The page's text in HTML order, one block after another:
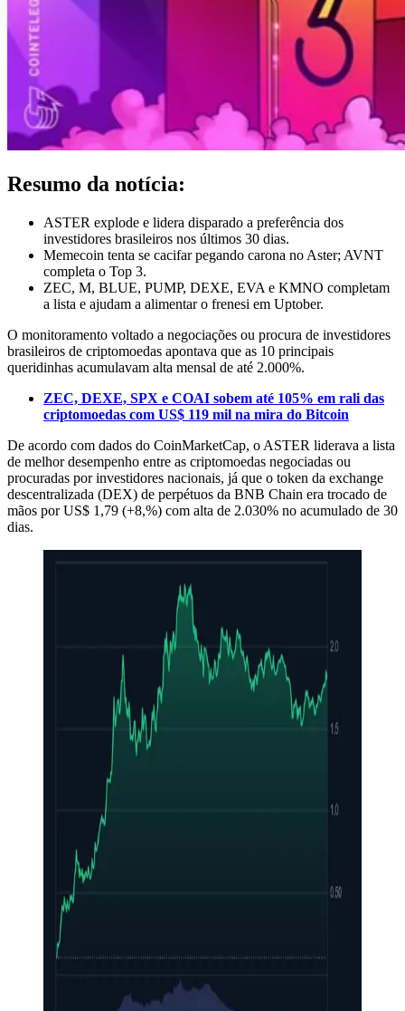
Resumo da notícia:
ASTER explode e lidera disparado a preferência dos
investidores brasileiros nos últimos 30 dias.
Memecoin tenta se cacifar pegando carona no Aster; AVNT
completa o Top 3.
ZEC, M, BLUE, PUMP, DEXE, EVA e KMNO completam
a lista e ajudam a alimentar o frenesi em Uptober.
O monitoramento voltado a negociações ou procura de investidores
brasileiros de criptomoedas apontava que as 10 principais
queridinhas acumulavam alta mensal de até 2.000%.
ZEC, DEXE, SPX e COAI sobem até 105% em rali das
criptomoedas com US$ 119 mil na mira do Bitcoin
De acordo com dados do CoinMarketCap, o ASTER liderava a lista
de melhor desempenho entre as criptomoedas negociadas ou
procuradas por investidores nacionais, já que o token da exchange
descentralizada (DEX) de perpétuos da BNB Chain era trocado de
mãos por US$ 1,79 (+8,%) com alta de 2.030% no acumulado de 30
dias.